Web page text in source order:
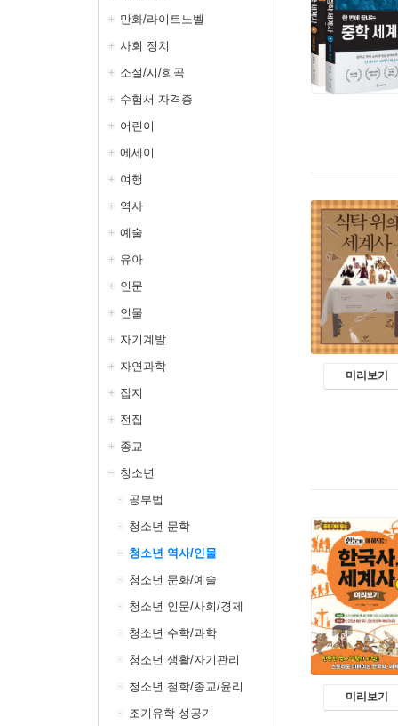
만화/라이트노벨
사회 정치
소설/시/희곡
수험서 자격증
어린이
에세이
여행
역사
예술
유아
인문
인물
자기계발
자연과학
잡지
전집
종교
청소년
공부법
청소년 문학
청소년 역사/인물
청소년 문화/예술
청소년 인문/사회/경제
청소년 수학/과학
청소년 생활/자기관리
청소년 철학/종교/윤리
조기유학 성공기
미리보기
미리보기